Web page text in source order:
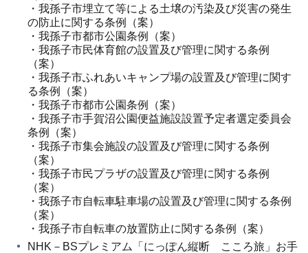
・我孫子市埋立て等による土壌の汚染及び災害の発生
の防止に関する条例（案）
・我孫子市都市公園条例（案）
・我孫子市民体育館の設置及び管理に関する条例
（案）
・我孫子市ふれあいキャンプ場の設置及び管理に関す
る条例（案）
・我孫子市都市公園条例（案）
・我孫子市手賀沼公園便益施設設置予定者選定委員会
条例（案）
・我孫子市集会施設の設置及び管理に関する条例
（案）
・我孫子市民プラザの設置及び管理に関する条例
（案）
・我孫子市自転車駐車場の設置及び管理に関する条例
（案）
・我孫子市自転車の放置防止に関する条例（案）
NHK－BSプレミアム「にっぽん縦断 こころ旅」お手